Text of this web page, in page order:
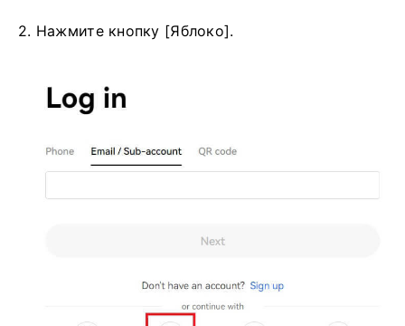
2. Нажмите кнопку [Яблоко].